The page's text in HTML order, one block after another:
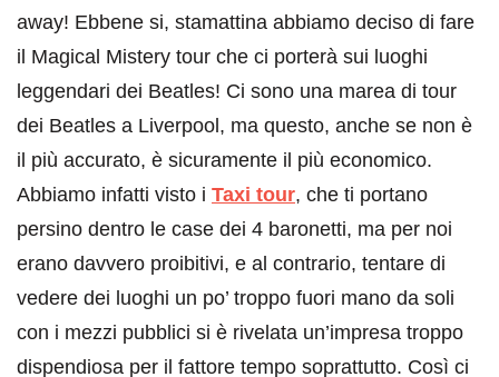
away! Ebbene si, stamattina abbiamo deciso di fare
il Magical Mistery tour che ci porterà sui luoghi
leggendari dei Beatles! Ci sono una marea di tour
dei Beatles a Liverpool, ma questo, anche se non è
il più accurato, è sicuramente il più economico.
Abbiamo infatti visto i Taxi tour, che ti portano
persino dentro le case dei 4 baronetti, ma per noi
erano davvero proibitivi, e al contrario, tentare di
vedere dei luoghi un po’ troppo fuori mano da soli
con i mezzi pubblici si è rivelata un’impresa troppo
dispendiosa per il fattore tempo soprattutto. Così ci